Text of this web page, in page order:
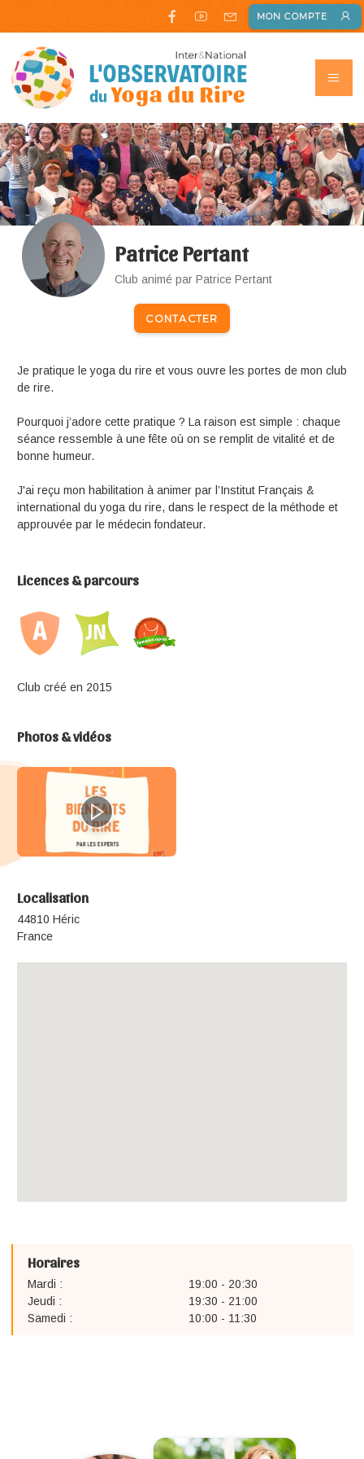
MON COMPTE
Patrice Pertant
Club animé par Patrice Pertant
CONTACTER
Je pratique le yoga du rire et vous ouvre les portes de mon club
de rire.
Pourquoi j’adore cette pratique ? La raison est simple : chaque
séance ressemble à une fête où on se remplit de vitalité et de
bonne humeur.
J'ai reçu mon habilitation à animer par l’Institut Français &
international du yoga du rire, dans le respect de la méthode et
approuvée par le médecin fondateur.
Licences & parcours
Club créé en 2015
Photos & vidéos
Localisation
44810 Héric
France
Horaires
Mardi :
19:00 - 20:30
Jeudi :
19:30 - 21:00
Samedi :
10:00 - 11:30